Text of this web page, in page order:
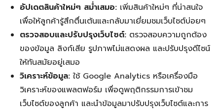
อัปเดตสินค้าใหม่ๆ สม่ำเสมอ: เพิ่มสินค้าใหม่ๆ ที่น่าสนใจ
เพื่อให้ลูกค้ารู้สึกตื่นเต้นและกลับมาเยี่ยมชมเว็บไซต์บ่อยๆ
ตรวจสอบและปรับปรุงเว็บไซต์: ตรวจสอบความถูกต้อง
ของข้อมูล ลิงก์เสีย รูปภาพไม่แสดงผล และปรับปรุงดีไซน์
ให้ทันสมัยอยู่เสมอ
วิเคราะห์ข้อมูล: ใช้ Google Analytics หรือเครื่องมือ
วิเคราะห์ของแพลตฟอร์ม เพื่อดูพฤติกรรมการเข้าชม
เว็บไซต์ของลูกค้า และนำข้อมูลมาปรับปรุงเว็บไซต์และการ